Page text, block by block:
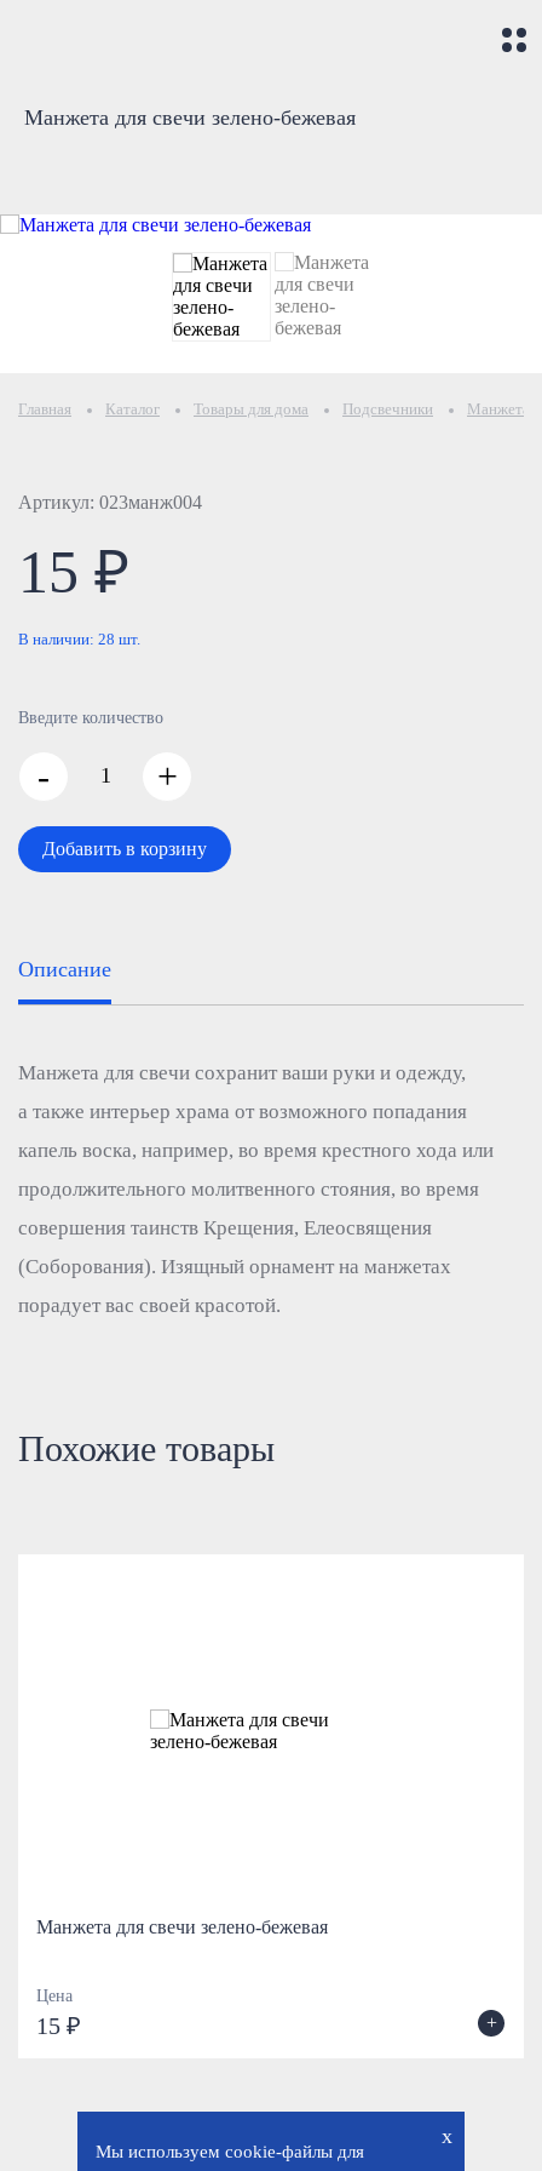
Манжета для свечи зелено-бежевая
Главная Каталог Товары для дома Подсвечники Манжета
Артикул: 023манж004
15 ₽
В наличии: 28 шт.
Введите количество
- +
Добавить в корзину
Описание
Манжета для свечи сохранит ваши руки и одежду,
а также интерьер храма от возможного попадания
капель воска, например, во время крестного хода или
продолжительного молитвенного стояния, во время
совершения таинств Крещения, Елеосвящения
(Соборования). Изящный орнамент на манжетах
порадует вас своей красотой.
Похожие товары
Манжета для свечи зелено-бежевая
Цена
15 ₽ +
x
Мы используем cookie-файлы для